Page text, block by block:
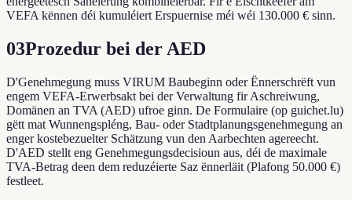
VEFA kënnen déi kumuléiert Erspuernise méi wéi 130.000 € sinn.
03Prozedur bei der AED
D'Genehmegung muss VIRUM Baubeginn oder Ënnerschrëft vun
engem VEFA-Erwerbsakt bei der Verwaltung fir Aschreiwung,
Domänen an TVA (AED) ufroe ginn. De Formulaire (op guichet.lu)
gëtt mat Wunnengspléng, Bau- oder Stadtplanungsgenehmegung an
enger kostebezuelter Schätzung vun den Aarbechten agereecht.
D'AED stellt eng Genehmegungsdecisioun aus, déi de maximale
TVA-Betrag deen dem reduzéierte Saz ënnerläit (Plafong 50.000 €)
festleet.